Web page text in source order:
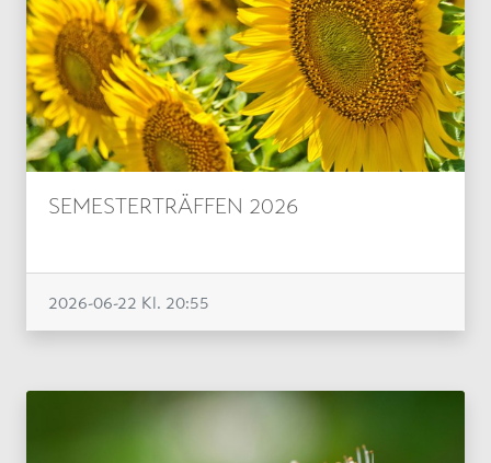
SEMESTERTRÄFFEN 2026
2026-06-22 Kl. 20:55